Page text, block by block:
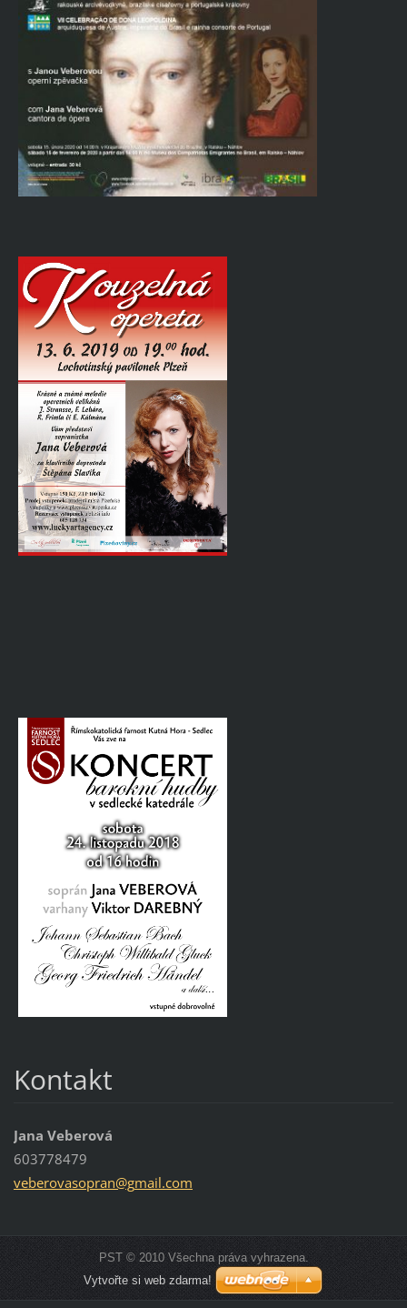
Kontakt
Jana Veberová
603778479
veberovasopran@gmail.com
PST © 2010 Všechna práva vyhrazena.
Vytvořte si web zdarma!